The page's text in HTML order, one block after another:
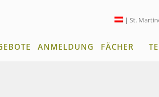
| St.
ANMELDUNG FÄCHER